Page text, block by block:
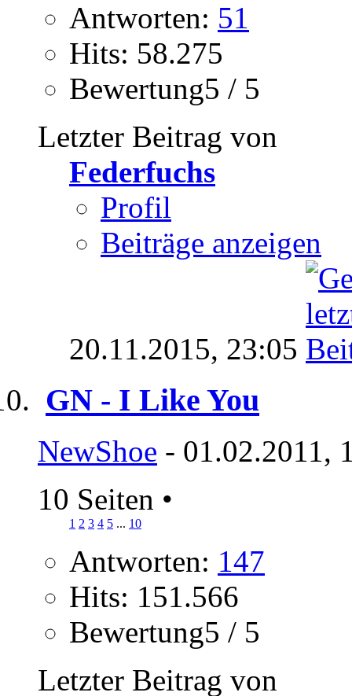
Antworten: 51
Hits: 58.275
Bewertung5 / 5
Letzter Beitrag von
Federfuchs
Profil
Beiträge anzeigen
20.11.2015, 23:05
GN - I Like You
NewShoe - 01.02.2011,
10 Seiten •
1 2 3 4 5 ... 10
Antworten: 147
Hits: 151.566
Bewertung5 / 5
Letzter Beitrag von